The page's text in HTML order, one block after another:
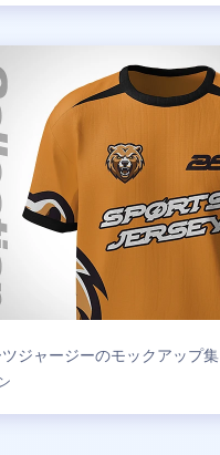
ジャージーのモックアップ集